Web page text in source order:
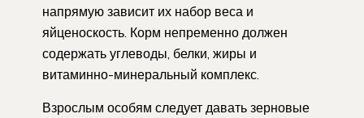
напрямую зависит их набор веса и
яйценоскость. Корм непременно должен
содержать углеводы, белки, жиры и
витаминно-минеральный комплекс.
Взрослым особям следует давать зерновые